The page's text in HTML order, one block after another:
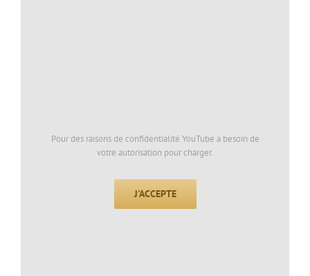
Pour des raisons de confidentialité YouTube a besoin de
votre autorisation pour charger.
J'ACCEPTE